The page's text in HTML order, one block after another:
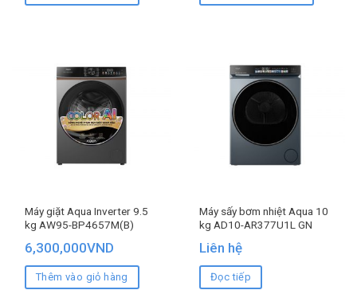
Máy giặt Aqua Inverter 9.5
kg AW95-BP4657M(B)
6,300,000VND
Thêm vào giỏ hàng
Máy sấy bơm nhiệt Aqua 10
kg AD10-AR377U1L GN
Liên hệ
Đọc tiếp